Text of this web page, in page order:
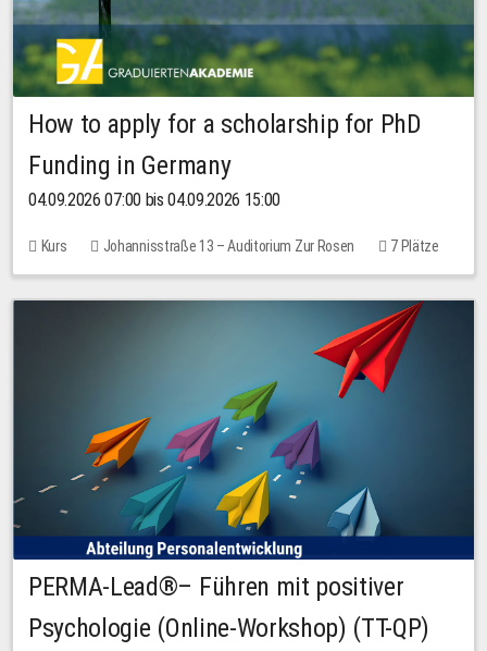
How to apply for a scholarship for PhD
Funding in Germany
04.09.2026 07:00 bis 04.09.2026 15:00
Kurs Johannisstraße 13 – Auditorium Zur Rosen
7 Plätze
10,00 EUR
PERMA-Lead®– Führen mit positiver
Psychologie (Online-Workshop) (TT-QP)